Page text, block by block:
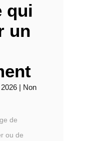
qui
un
| Non
de
ou de